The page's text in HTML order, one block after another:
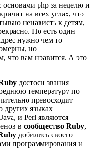
php за неделю и
на всех углах, что
ненависть к детям,
Но есть один
нужно чем то
но
что вам нравится. А это
достоен звания
температуру по
превосходит
других языках
и Perl являются
в сообщество Ruby,
добились своего
программирования и